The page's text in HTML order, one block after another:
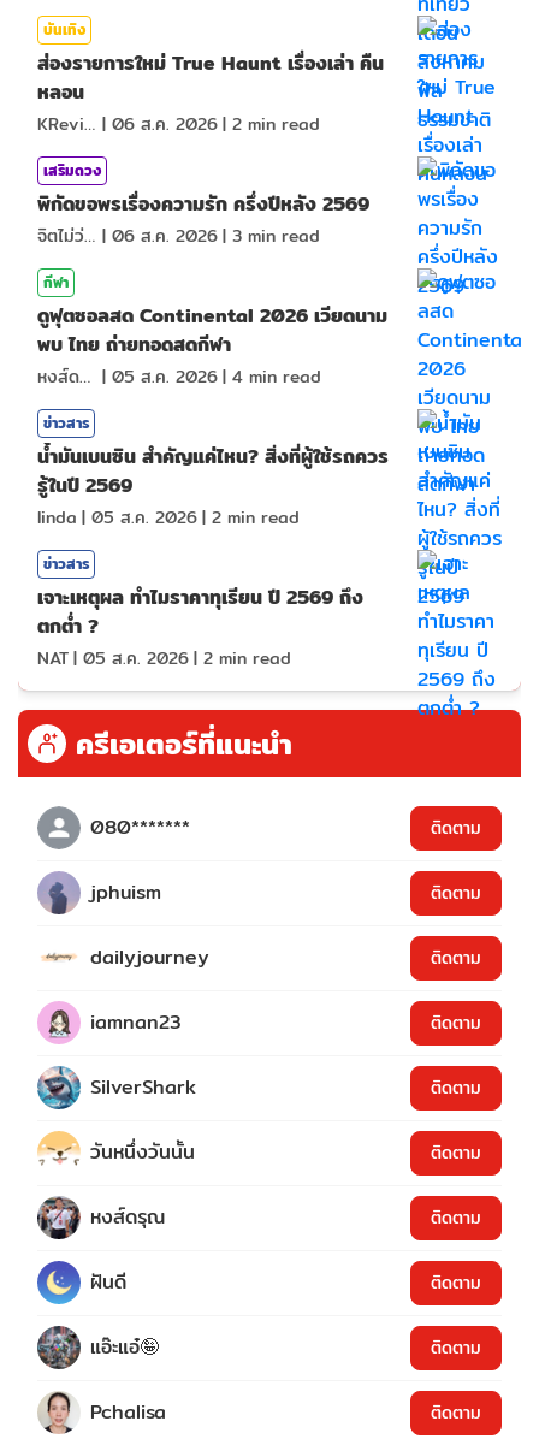
บันเทิง
ส่องรายการใหม่ True Haunt เรื่องเล่า คืน
หลอน
KReview | 06 ส.ค. 2026| 2 min read
เสริมดวง
พิกัดขอพรเรื่องความรัก ครึ่งปีหลัง 2569
จิตไม่ว่าง | 06 ส.ค. 2026| 3 min read
กีฬา
ดูฟุตซอลสด Continental 2026 เวียดนาม
พบ ไทย ถ่ายทอดสดกีฬา
หงส์ดรุณ | 05 ส.ค. 2026| 4 min read
ข่าวสาร
น้ำมันเบนซิน สำคัญแค่ไหน? สิ่งที่ผู้ใช้รถควร
รู้ในปี 2569
linda | 05 ส.ค. 2026| 2 min read
ข่าวสาร
เจาะเหตุผล ทำไมราคาทุเรียน ปี 2569 ถึง
ตกต่ำ ?
NAT| 05 ส.ค. 2026| 2 min read
ครีเอเตอร์ที่แนะนำ
080******* ติดตาม
jphuism ติดตาม
dailyjourney ติดตาม
iamnan23 ติดตาม
SilverShark ติดตาม
วันหนึ่งวันนั้น ติดตาม
หงส์ดรุณ ติดตาม
ฝันดี ติดตาม
แอ๊ะแอ๋🤪 ติดตาม
Pchalisa ติดตาม